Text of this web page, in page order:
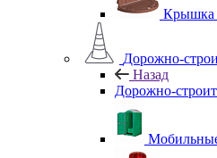
Крышка
Дорожно-
Назад
Дорожно-